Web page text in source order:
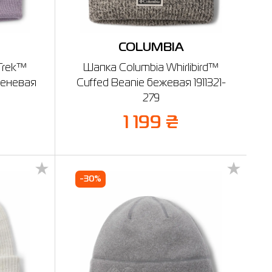
COLUMBIA
Шапка Columbia Whirlibird™
Cuffed Beanie бежевая 1911321-
279
1 199 ₴
-30%